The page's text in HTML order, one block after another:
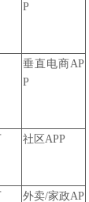
P
垂直电商AP
P
社区APP
外卖/家政AP